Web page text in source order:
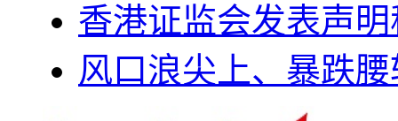
香港证监会发表声
风口浪尖上、暴跌